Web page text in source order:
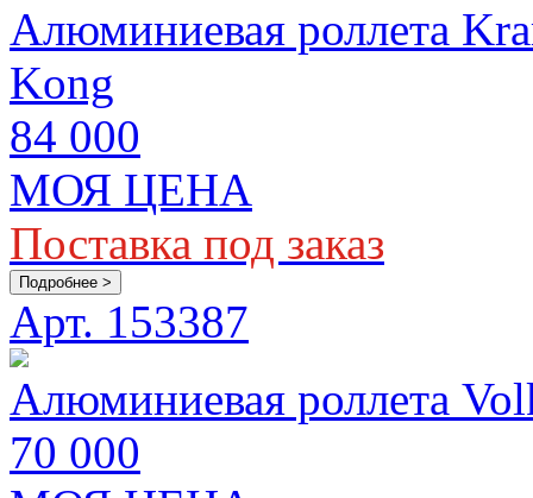
Алюминиевая роллета
Kong
84 000
МОЯ ЦЕНА
Поставка под заказ
Подробнее >
Арт. 153387
Алюминиевая роллета
70 000